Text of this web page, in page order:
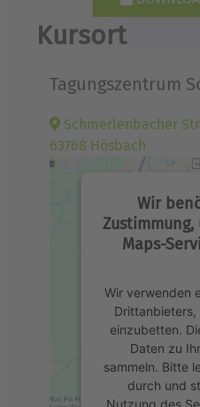
Kursort
Tagungszentrum
Schmerlenbacher
63768 Hösbach
Wir
Zustimmung,
Maps-
Wir verwenden
Drittanbieters,
einzubetten.
Daten zu
sammeln. Bitte
durch und
Nutzung des